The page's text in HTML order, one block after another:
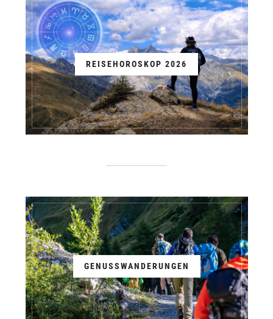
REISEHOROSKOP 2026
GENUSSWANDERUNGEN